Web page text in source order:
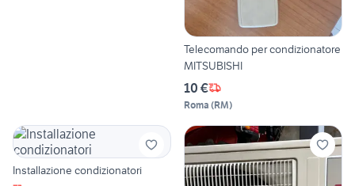
Telecomando per condizionatore
MITSUBISHI
10 €
Roma (RM)
Installazione condizionatori